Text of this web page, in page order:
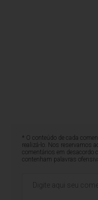
* O conteúdo de cada
realizá-lo. Nos reservamos
comentários em desacordo
contenham palavras